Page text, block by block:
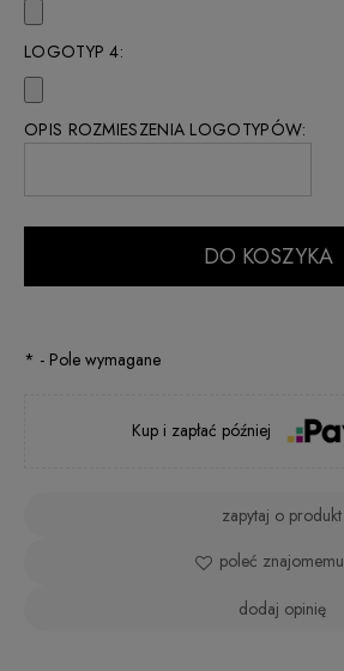
LOGOTYP 4:
OPIS ROZMIESZENIA LOGOTYPÓW:
DO KOSZYKA
* - Pole wymagane
Kup i zapłać później
zapytaj o produkt
poleć znajomemu
dodaj opinię